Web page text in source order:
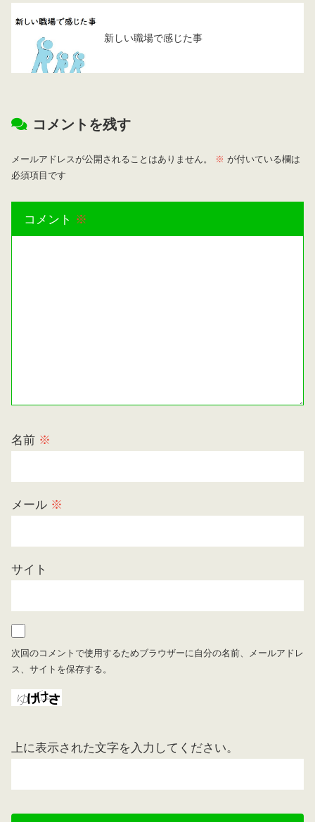
新しい職場で感じた事
コメントを残す
メールアドレスが公開されることはありません。 ※ が付いている欄は
必須項目です
コメント ※
名前 ※
メール ※
サイト
次回のコメントで使用するためブラウザーに自分の名前、メールアドレ
ス、サイトを保存する。
上に表示された文字を入力してください。